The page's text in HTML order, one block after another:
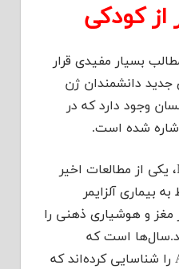
از کودکی
بسیار مفیدی قرار
دانشمندان ژن
وجود دارد که در
شده است.
براساس گزارش Neurology، یکی از مطالعات اخیر
بیماری آلزایمر‌
مغز و هوشیاری ذهنی را
است که
محققان، ژنی به نام APOE را شناسایی کرده‌اند که